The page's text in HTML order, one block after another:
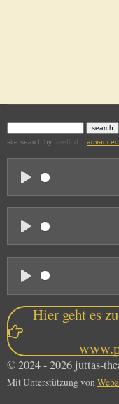
site search by freefind advanced
P
l
a
y
P
l
a
y
P
l Hier geht es
© 2024 - 2026 juttas-
Mit Unterstützung von